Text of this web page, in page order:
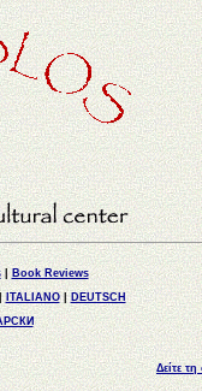
|Book Reviews
ITALIANO|DEUTSCH
Δείτε